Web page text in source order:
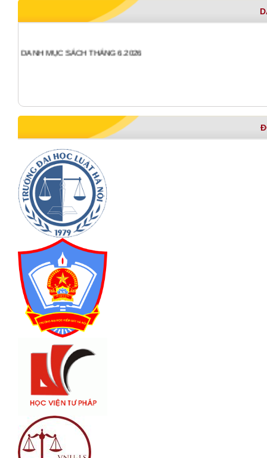
DANH MỤC SÁCH THÁNG 6.2026